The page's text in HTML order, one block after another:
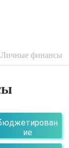
Личные финансы
ие